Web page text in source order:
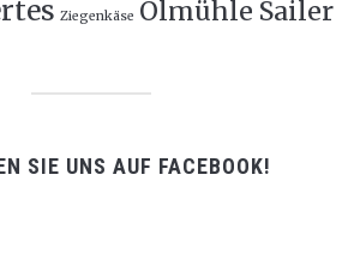
Ziegenkäse Ölmühle Sailer
SIE UNS AUF FACEBOOK!